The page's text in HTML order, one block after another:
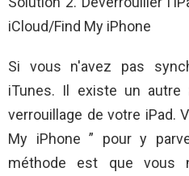
iCloud/Find My iPhone
Si vous n'avez pas
iTunes. Il existe un autre
verrouillage de votre iPad.
My iPhone ” pour y
méthode est que vous